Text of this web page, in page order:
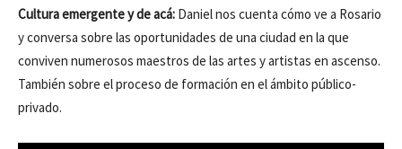
Cultura emergente y de acá: Daniel nos cuenta cómo ve a Rosario
y conversa sobre las oportunidades de una ciudad en la que
conviven numerosos maestros de las artes y artistas en ascenso.
También sobre el proceso de formación en el ámbito público-
privado.